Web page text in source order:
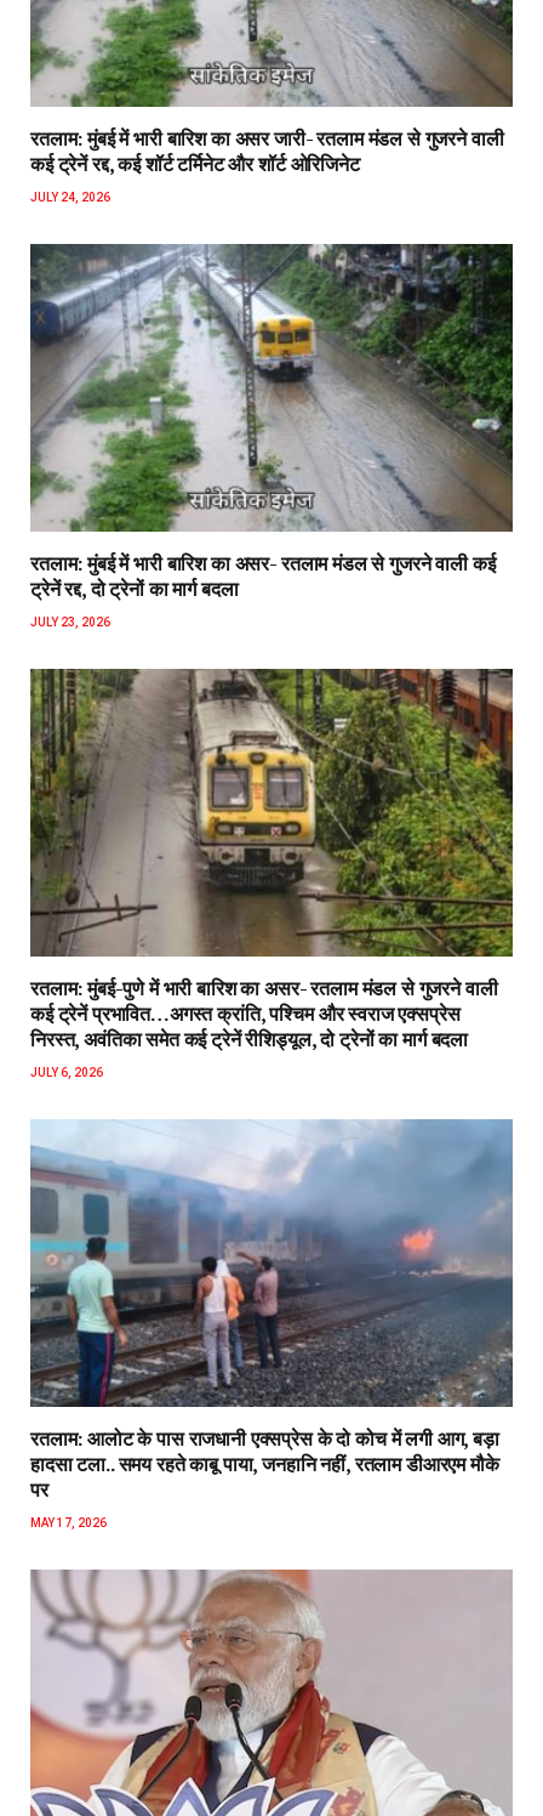
रतलाम: मुंबई में भारी बारिश का असर जारी- रतलाम मंडल से गुजरने वाली
कई ट्रेनें रद्द, कई शॉर्ट टर्मिनेट और शॉर्ट ओरिजिनेट
JULY 24, 2026
रतलाम: मुंबई में भारी बारिश का असर- रतलाम मंडल से गुजरने वाली कई
ट्रेनें रद्द, दो ट्रेनों का मार्ग बदला
JULY 23, 2026
रतलाम: मुंबई-पुणे में भारी बारिश का असर- रतलाम मंडल से गुजरने वाली
कई ट्रेनें प्रभावित…अगस्त क्रांति, पश्चिम और स्वराज एक्सप्रेस
निरस्त, अवंतिका समेत कई ट्रेनें रीशिड्यूल, दो ट्रेनों का मार्ग बदला
JULY 6, 2026
रतलाम: आलोट के पास राजधानी एक्सप्रेस के दो कोच में लगी आग, बड़ा
हादसा टला.. समय रहते काबू पाया, जनहानि नहीं, रतलाम डीआरएम मौके
पर
MAY 17, 2026